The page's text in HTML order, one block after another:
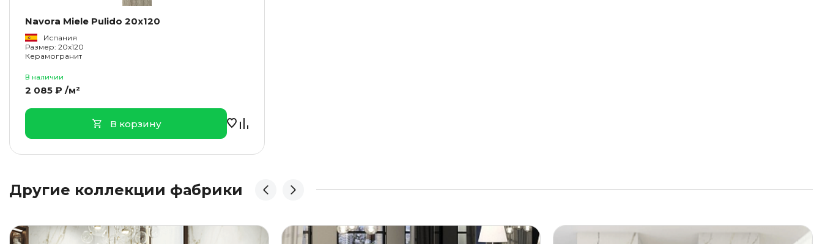
Navora Miele Pulido 20x120
Испания
Размер: 20x120
Керамогранит
В наличии
2 085 ₽ /м²
В корзину
Другие коллекции фабрики